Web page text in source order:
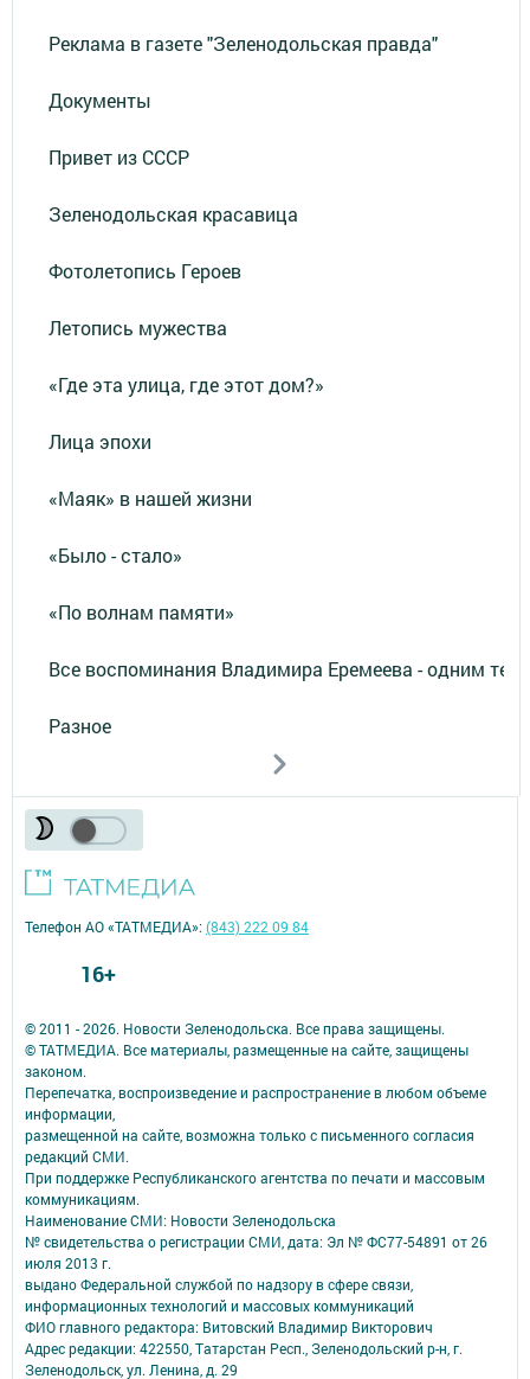
Реклама в газете "Зеленодольская правда"
Документы
Привет из СССР
Зеленодольская красавица
Фотолетопись Героев
Летопись мужества
«Где эта улица, где этот дом?»
Лица эпохи
«Маяк» в нашей жизни
«Было - стало»
«По волнам памяти»
Все воспоминания Владимира Еремеева - одним
Разное
© 2011 - 2026. Новости Зеленодольска. Все права защищены.
© ТАТМЕДИА. Все материалы, размещенные на сайте, защищены
законом.
Перепечатка, воспроизведение и распространение в любом объеме
информации,
размещенной на сайте, возможна только с письменного согласия
редакций СМИ.
При поддержке Республиканского агентства по печати и массовым
коммуникациям.
Наименование СМИ: Новости Зеленодольска
№ свидетельства о регистрации СМИ, дата: Эл № ФС77-54891 от 26
июля 2013 г.
выдано Федеральной службой по надзору в сфере связи,
информационных технологий и массовых коммуникаций
ФИО главного редактора: Витовский Владимир Викторович
Адрес редакции: 422550, Татарстан Респ., Зеленодольский р-н, г.
Зеленодольск, ул. Ленина, д. 29
Телефон АО «ТАТМЕДИА»:(843) 222 09 84
16+